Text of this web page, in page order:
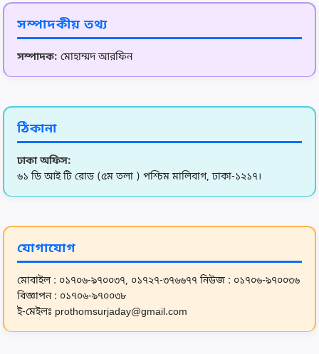
সিরাজগঞ্জে যমুনার তীর রক্ষা বাঁধে ধস
11
13
14
সিরাজগঞ্জে ইয়াবাসহ মাদক ব্যবসায়ী গ্রেফতার
15
বেনাপোল কাস্টমসের রাজস্ব লক্ষ্যমাত্রা ১০ হাজার ৫৮৮ কোটি টাকা
16
সম্পাদকীয় তথ্য
সম্পাদক: মোহাম্মদ আরফিন
ঠিকানা
ঢাকা অফিস:
৬১ ডি আই টি রোড (৫ম তলা ) পশ্চিম মালিবাগ, ঢাকা-১২১৭।
যোগাযোগ
মোবাইল : ০১৭০৬-৯৭০০৩৭, ০১৭২৭-৩৭৬৬৭৭ নিউজ : ০১৭০৬-৯৭০০৩৬
বিজ্ঞাপন : ০১৭০৬-৯৭০০৩৮
ই-মেইলঃ prothomsurjaday@gmail.com